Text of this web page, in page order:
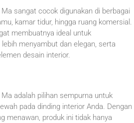
Ma sangat cocok digunakan di berbagai
kamar tidur, hingga ruang komersial.
membuatnya ideal untuk
menyambut dan elegan, serta
desain interior.
Ma adalah pilihan sempurna untuk
pada dinding interior Anda. Dengan
menawan, produk ini tidak hanya